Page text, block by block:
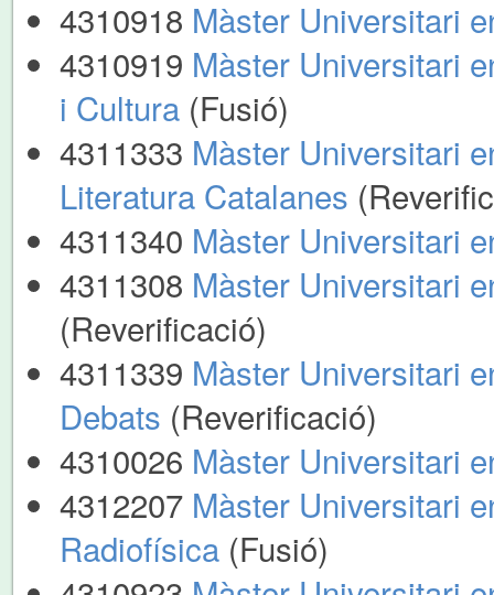
4310918 Màster Universitari
4310919 Màster Universitari
i Cultura (Fusió)
4311333 Màster Universitari
Literatura Catalanes
4311340 Màster Universitari
4311308 Màster Universitari
(Reverificació)
4311339 Màster Universitari
Debats (Reverificació)
4310026 Màster Universitari
4312207 Màster Universitari
Radiofísica (Fusió)